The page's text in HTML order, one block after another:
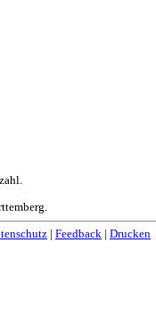
Feedback Drucken